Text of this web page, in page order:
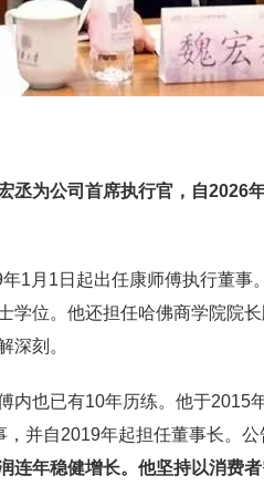
丞为公司首席执行官，自2026
1月1日起出任康师傅执行董事
学位。他还担任哈佛商学院院
深刻。
内也已有10年历练。他于2015
，并自2019年起担任董事长。公
连年稳健增长。他坚持以消费